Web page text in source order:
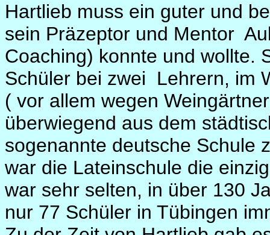
Hartlieb muss ein guter und
sein Präzeptor und Mentor
Coaching) konnte und wollte.
Schüler bei zwei
Lehrern, im
( vor allem wegen
überwiegend aus dem
sogenannte deutsche Schule
war die Lateinschule die
war sehr selten, in über 130
nur 77 Schüler in Tübingen